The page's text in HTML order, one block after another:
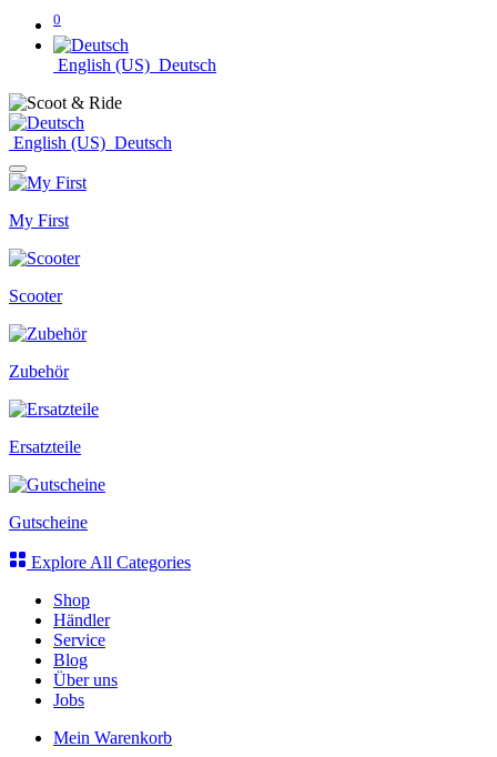
0
English (US) Deutsch
English (US) Deutsch
My First
Scooter
Zubehör
Ersatzteile
Gutscheine
Explore All Categories
Shop
Händler
Service
Blog
Über uns
Jobs
Mein Warenkorb